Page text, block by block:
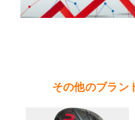
店がある。
茨城県 県北地区（北茨
その他のブラン